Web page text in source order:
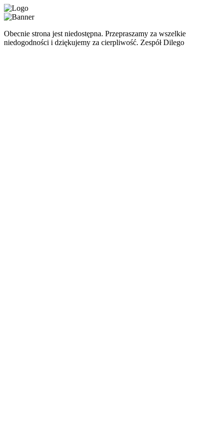
Obecnie strona jest niedostępna. Przepraszamy za wszelkie
niedogodności i dziękujemy za cierpliwość. Zespół Dilego